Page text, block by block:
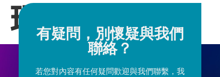
理線架YS
有疑問，別懷疑與我們
聯絡？
若您對內容有任何疑問歡迎與我們聯繫，我